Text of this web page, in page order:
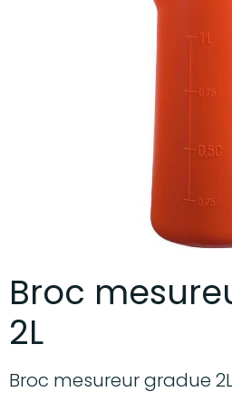
Broc
2L
Broc mesureur gradue